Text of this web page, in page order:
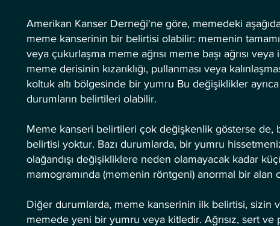
Amerikan Kanser Derneği'ne göre, memedeki
meme kanserinin bir belirtisi olabilir: memenin
veya çukurlaşma meme ağrısı meme başı ağrısı
meme derisinin kızarıklığı, pullanması veya
koltuk altı bölgesinde bir yumru Bu değişiklikler
durumların belirtileri olabilir.
Meme kanseri belirtileri çok değişkenlik gösterse
belirtisi yoktur. Bazı durumlarda, bir yumru
olağandışı değişikliklere neden olamayacak kadar
mamogramında (memenin röntgeni) anormal bir alan
Diğer durumlarda, meme kanserinin ilk belirtisi, sizin
memede yeni bir yumru veya kitledir. Ağrısız, sert